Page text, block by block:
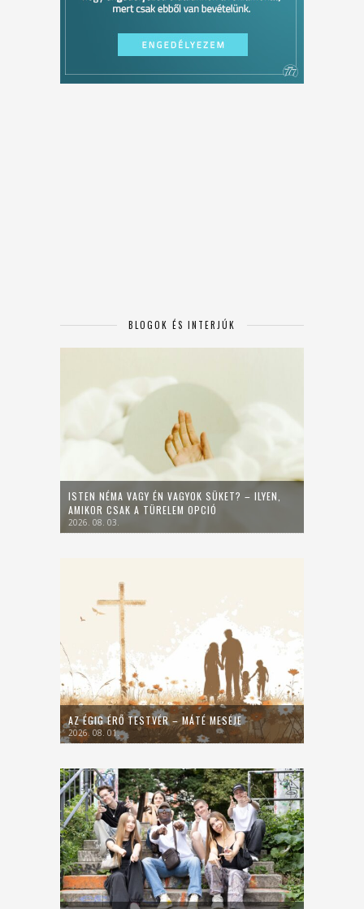
BLOGOK ÉS INTERJÚK
ISTEN NÉMA VAGY ÉN VAGYOK SÜKET? – ILYEN,
AMIKOR CSAK A TÜRELEM OPCIÓ
2026. 08. 03.
AZ ÉGIG ÉRŐ TESTVÉR – MÁTÉ MESÉJE
2026. 08. 01.